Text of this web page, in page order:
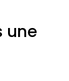
une